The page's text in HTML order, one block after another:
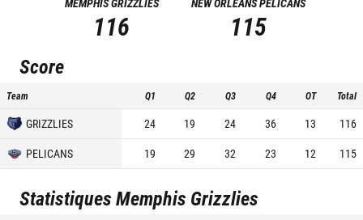
116 115
Score
Team Q1 Q2 Q3 Q4 OT Total
GRIZZLIES 24 19 24 36 13
116
PELICANS
19 29 32 23 12 115
StatistiquesMemphis Grizzlies